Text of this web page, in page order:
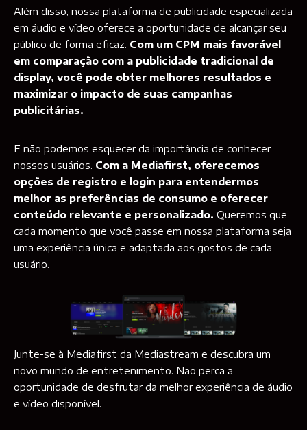
Além disso, nossa plataforma de publicidade especializada
em áudio e vídeo oferece a oportunidade de alcançar seu
público de forma eficaz. Com um CPM mais favorável
em comparação com a publicidade tradicional de
display, você pode obter melhores resultados e
maximizar o impacto de suas campanhas
publicitárias.
E não podemos esquecer da importância de conhecer
nossos usuários. Com a Mediafirst, oferecemos
opções de registro e login para entendermos
melhor as preferências de consumo e oferecer
conteúdo relevante e personalizado. Queremos que
cada momento que você passe em nossa plataforma seja
uma experiência única e adaptada aos gostos de cada
usuário.
Junte-se à Mediafirst da Mediastream e descubra um
novo mundo de entretenimento. Não perca a
oportunidade de desfrutar da melhor experiência de áudio
e vídeo disponível.